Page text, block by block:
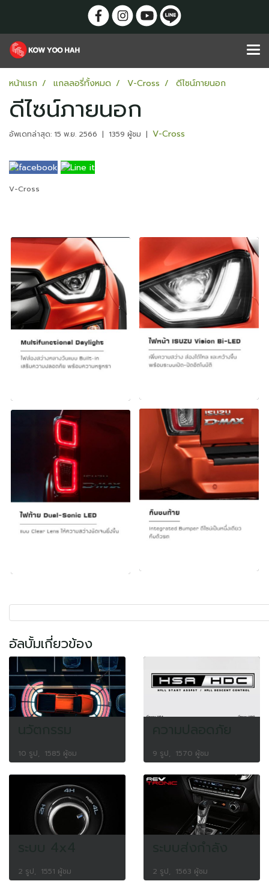
หน้าแรก แกลลอรี่ทั้งหมด V-Cross ดีไซน์ภายนอก
ดีไซน์ภายนอก
อัพเดทล่าสุด: 15 พ.ย. 2566 | 1359 ผู้ชม | V-Cross
V-Cross
อัลบั้มเกี่ยวข้อง
10 รูป, 1585 ผู้ชม 9 รูป, 1570 ผู้ชม
2 รูป, 1551 ผู้ชม 2 รูป, 1563 ผู้ชม